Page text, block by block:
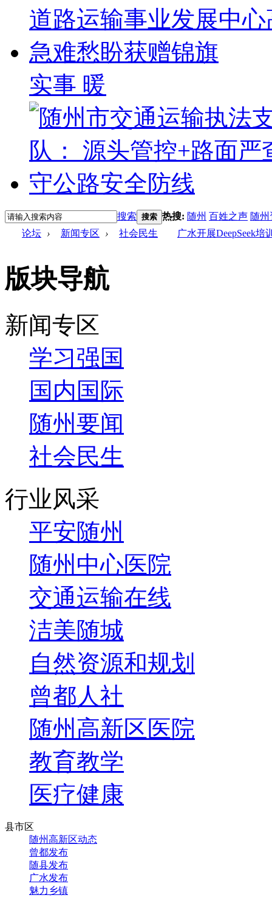
实事 暖
搜索 搜索 热搜: 随州 百姓之声 随
论坛 › 新闻专区 › 社会民生 广水开展DeepSeek培
版块导航
新闻专区
学习强国
国内国际
随州要闻
社会民生
行业风采
平安随州
随州中心医院
交通运输在线
洁美随城
自然资源和规划
曾都人社
随州高新区医院
教育教学
医疗健康
县市区
随州高新区动态
曾都发布
随县发布
广水发布
魅力乡镇